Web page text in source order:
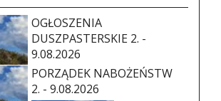
OGŁOSZENIA
DUSZPASTERSKIE 2. -
9.08.2026
PORZĄDEK NABOŻEŃSTW
2. - 9.08.2026